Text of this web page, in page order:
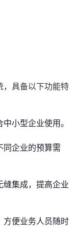
，具备以下功能特
小型企业使用。
同企业的预算需
缝集成，提高企业
方便业务人员随时